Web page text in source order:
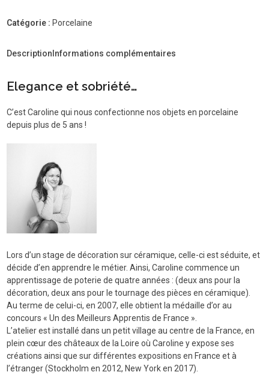
Tulipe
motif
porcelaine
de
Kaolin'e
Catégorie : Porcelaine
Description Informations complémentaires
Elegance et sobriété…
C’est Caroline qui nous confectionne nos objets en porcelaine
depuis plus de 5 ans !
Lors d’un stage de décoration sur céramique, celle-ci est séduite, et
décide d’en apprendre le métier. Ainsi, Caroline commence un
apprentissage de poterie de quatre années : (deux ans pour la
décoration, deux ans pour le tournage des pièces en céramique).
Au terme de celui-ci, en 2007, elle obtient la médaille d’or au
concours « Un des Meilleurs Apprentis de France ».
L’atelier est installé dans un petit village au centre de la France, en
plein cœur des châteaux de la Loire où Caroline y expose ses
créations ainsi que sur différentes expositions en France et à
l’étranger (Stockholm en 2012, New York en 2017).